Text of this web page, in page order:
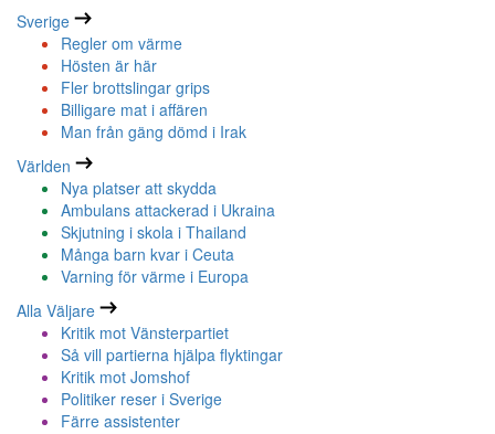
Sverige
Regler om värme
Hösten är här
Fler brottslingar grips
Billigare mat i affären
Man från gäng dömd i Irak
Världen
Nya platser att skydda
Ambulans attackerad i Ukraina
Skjutning i skola i Thailand
Många barn kvar i Ceuta
Varning för värme i Europa
Alla Väljare
Kritik mot Vänsterpartiet
Så vill partierna hjälpa flyktingar
Kritik mot Jomshof
Politiker reser i Sverige
Färre assistenter